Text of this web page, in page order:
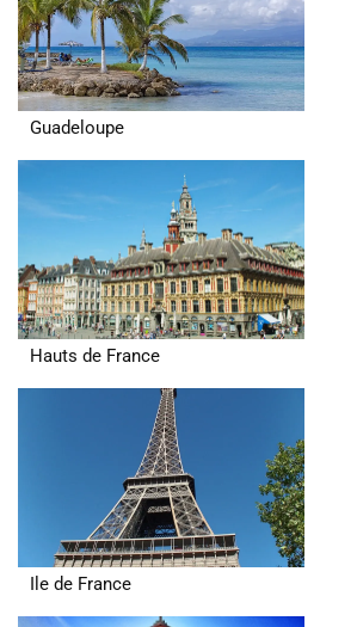
Guadeloupe
Hauts de France
Ile de France